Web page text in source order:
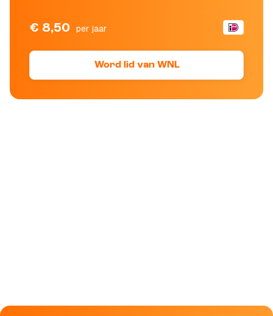
€ 8,50 per jaar
Word lid van WNL